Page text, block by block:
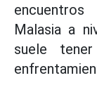
Malasia a
suele